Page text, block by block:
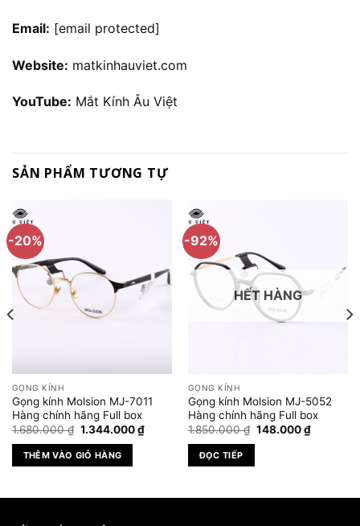
Email: [email protected]
Website: matkinhauviet.com
YouTube: Mắt Kính Âu Việt
SẢN PHẨM TƯƠNG TỰ
-20%
GỌNG KÍNH
Gọng kính Molsion MJ-7011
Hàng chính hãng Full box
1.680.000₫ Giá
là:
1.680.000 ₫.
1.344.000₫Giá
hiện
1.344.000 ₫.
THÊM VÀO GIỎ HÀNG
-92%
HẾT HÀNG
GỌNG KÍNH
Gọng kính Molsion MJ-5052
Hàng chính hãng Full box
1.850.000₫ Giá
148.000₫Giá
hiện
ĐỌC TIẾP